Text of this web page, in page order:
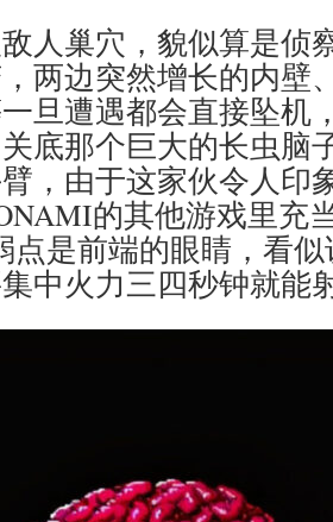
人巢穴，貌似算是侦
两边突然增长的内壁
旦遭遇都会直接坠机
底那个巨大的长虫脑
，由于这家伙令人印
的其他游戏里充
点是前端的眼睛，看
中火力三四秒钟就能